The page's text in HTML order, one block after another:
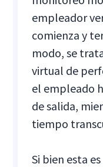
empleador
comienza y
modo, se
virtual de
el empleado
de salida,
tiempo
Si bien esta